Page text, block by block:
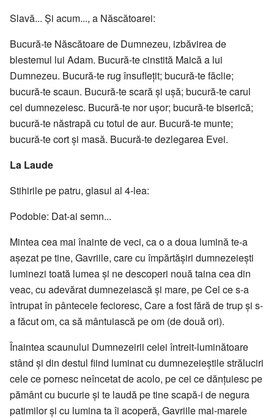
Slavă... Și acum..., a Născătoarei:
Bucură-te Născătoare de Dumnezeu, izbăvirea de
blestemul lui Adam. Bucură-te cinstită Maică a lui
Dumnezeu. Bucură-te rug însufleţit; bucură-te făclie;
bucură-te scaun. Bucură-te scară şi uşă; bucură-te carul
cel dumnezeiesc. Bucură-te nor uşor; bucură-te biserică;
bucură-te năstrapă cu totul de aur. Bucură-te munte;
bucură-te cort şi masă. Bucură-te dezlegarea Evei.
La Laude
Stihirile pe patru, glasul al 4-lea:
Podobie: Dat-ai semn...
Mintea cea mai înainte de veci, ca o a doua lumină te-a
aşezat pe tine, Gavriile, care cu împărtăşiri dumnezeieşti
luminezi toată lumea şi ne descoperi nouă taina cea din
veac, cu adevărat dumnezeiască şi mare, pe Cel ce s-a
întrupat în pântecele fecioresc, Care a fost fără de trup şi s-
a făcut om, ca să mântuiască pe om (de două ori).
Înaintea scaunului Dumnezeirii celei întreit-luminătoare
stând şi din destul fiind luminat cu dumnezeieştile străluciri
cele ce pornesc neîncetat de acolo, pe cei ce dănţuiesc pe
pământ cu bucurie şi te laudă pe tine scapă-i de negura
patimilor şi cu lumina ta îi acoperă, Gavriile mai-marele